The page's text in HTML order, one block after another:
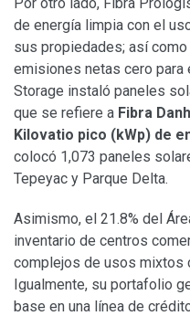
de energía limpia con el
sus propiedades; así
emisiones netas cero para
Storage instaló paneles
que se refiere a Fibra
Kilovatio pico (kWp) de
colocó 1,073 paneles
Tepeyac y Parque Delta.
Asimismo, el 21.8% del
inventario de centros
complejos de usos mixtos
Igualmente, su portafolio
base en una línea de